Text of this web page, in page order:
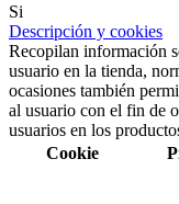
Si
Descripción y cookies
Recopilan información
usuario en la tienda,
ocasiones también
al usuario con el fin de
usuarios en los
Cookie